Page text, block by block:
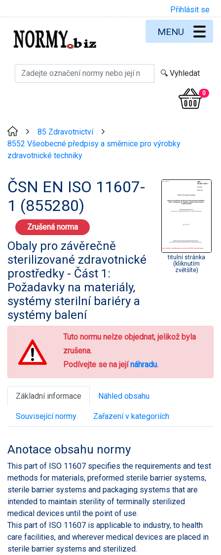
Přihlásit se
0
MENU
85 Zdravotnictví
8552 Všeobecné předpisy a směrnice pro výrobky
zdravotnické techniky
ČSN EN ISO 11607-
1 (855280)
Zrušená norma
Obaly pro závěrečně
sterilizované zdravotnické
prostředky - Část 1:
Požadavky na materiály,
systémy sterilní bariéry a
systémy balení
titulní stránka
(kliknutím
zvětšíte)
Tuto normu nelze objednat, jelikož byla
zrušena.
Podívejte se na jejínáhradu.
Základní informace Náhled obsahu
Související normy Zařazení v kategoriích
Anotace obsahu normy
This part of ISO 11607 specifies the requirements and test
methods for materials, preformed sterile barrier systems,
sterile barrier systems and packaging systems that are
intended to maintain sterility of terminally sterilized
medical devices until the point of use.
This part of ISO 11607 is applicable to industry, to health
care facilities, and wherever medical devices are placed in
sterile barrier systems and sterilized.